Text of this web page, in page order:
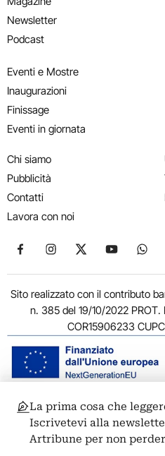
Newsletter
Podcast
Eventi e Mostre
Inaugurazioni
Finissage
Eventi in giornata
Chi siamo
Pubblicità
Contatti
Lavora con noi
Seguici su Facebook
Seguici su Instagram
Seguici su X
Seguici su
Sito realizzato con il contributo
n. 385 del 19/10/2022 PROT.
COR15906233
© 2011-2026 ARTRIBUNE srl –
00186 Roma - P.I. 11381581005
Privacy: Responsabile della
La prima cosa che
Iscrivetevi alla
Artribune per non